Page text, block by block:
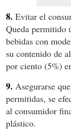
8. Evitar el
Queda permitido
bebidas con
su contenido de
por ciento (5%)
9. Asegurarse
permitidas, se
al consumidor
plástico.